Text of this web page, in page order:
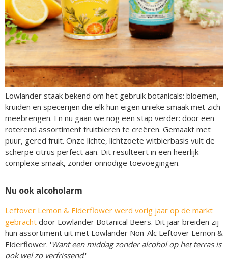
Lowlander staak bekend om het gebruik botanicals: bloemen,
kruiden en specerijen die elk hun eigen unieke smaak met zich
meebrengen. En nu gaan we nog een stap verder: door een
roterend assortiment fruitbieren te creëren. Gemaakt met
puur, gered fruit. Onze lichte, lichtzoete witbierbasis vult de
scherpe citrus perfect aan. Dit resulteert in een heerlijk
complexe smaak, zonder onnodige toevoegingen.
Nu ook alcoholarm
Leftover Lemon & Elderflower werd vorig jaar op de markt
gebracht door Lowlander Botanical Beers. Dit jaar breiden zij
hun assortiment uit met Lowlander Non-Alc Leftover Lemon &
Elderflower. 'Want een middag zonder alcohol op het terras is
ook wel zo verfrissend.'